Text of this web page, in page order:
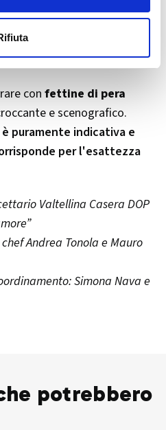
.
con fettine di pera
e scenografico.
puramente indicativa e
per l'esattezza
Valtellina Casera DOP
Andrea Tonola e Mauro
Simona Nava e
potrebbero